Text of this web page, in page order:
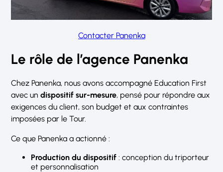
Contacter Panenka
Le rôle de l’agence Panenka
Chez Panenka, nous avons accompagné Education First
avec undispositif sur-mesure, pensé pour répondre aux
exigences du client, son budget et aux contraintes
imposées par le Tour.
Ce que Panenka a actionné :
Production du dispositif : conception du triporteur
et personnalisation